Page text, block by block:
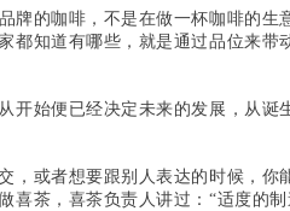
牌的咖啡，不是在做一杯咖啡的生
都知道有哪些，就是通过品位来带
开始便已经决定未来的发展，从诞
，或者想要跟别人表达的时候，你
喜茶，喜茶负责人讲过：“适度的